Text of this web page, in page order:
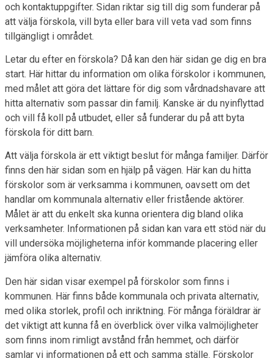
och kontaktuppgifter. Sidan riktar sig till dig som funderar på
att välja förskola, vill byta eller bara vill veta vad som finns
tillgängligt i området.
Letar du efter en förskola? Då kan den här sidan ge dig en bra
start. Här hittar du information om olika förskolor i kommunen,
med målet att göra det lättare för dig som vårdnadshavare att
hitta alternativ som passar din familj. Kanske är du nyinflyttad
och vill få koll på utbudet, eller så funderar du på att byta
förskola för ditt barn.
Att välja förskola är ett viktigt beslut för många familjer. Därför
finns den här sidan som en hjälp på vägen. Här kan du hitta
förskolor som är verksamma i kommunen, oavsett om det
handlar om kommunala alternativ eller fristående aktörer.
Målet är att du enkelt ska kunna orientera dig bland olika
verksamheter. Informationen på sidan kan vara ett stöd när du
vill undersöka möjligheterna inför kommande placering eller
jämföra olika alternativ.
Den här sidan visar exempel på förskolor som finns i
kommunen. Här finns både kommunala och privata alternativ,
med olika storlek, profil och inriktning. För många föräldrar är
det viktigt att kunna få en överblick över vilka valmöjligheter
som finns inom rimligt avstånd från hemmet, och därför
samlar vi informationen på ett och samma ställe. Förskolor